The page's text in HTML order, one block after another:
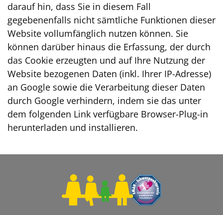
darauf hin, dass Sie in diesem Fall
gegebenenfalls nicht sämtliche Funktionen dieser
Website vollumfänglich nutzen können. Sie
können darüber hinaus die Erfassung, der durch
das Cookie erzeugten und auf Ihre Nutzung der
Website bezogenen Daten (inkl. Ihrer IP-Adresse)
an Google sowie die Verarbeitung dieser Daten
durch Google verhindern, indem sie das unter
dem folgenden Link verfügbare Browser-Plug-in
herunterladen und installieren.